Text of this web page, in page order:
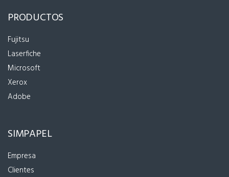
PRODUCTOS
Fujitsu
Laserfiche
Microsoft
Xerox
Adobe
SIMPAPEL
Empresa
Clientes